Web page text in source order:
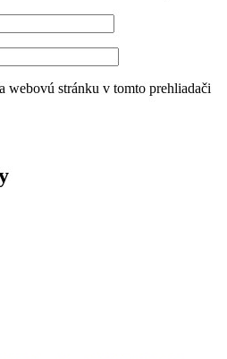
webovú stránku v tomto prehliadači